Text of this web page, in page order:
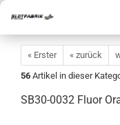
« Erster « zurück
56 Artikel in dieser
SB30-0032 Fluor